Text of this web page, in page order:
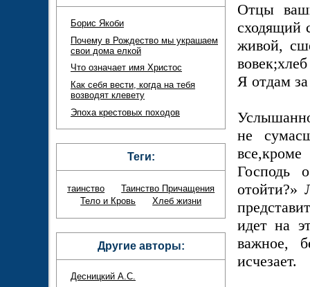
Отцы
сходящий
живой,
Я отдам
не
Господь
отойти?»
идет на
важное,
исчезает.
Борис Якоби
Почему в Рождество мы украшаем
свои дома елкой
Что означает имя Христос
Как себя вести, когда на тебя
возводят клевету
Эпоха крестовых походов
Теги:
таинство
Таинство Причащения
Тело и Кровь
Хлеб жизни
Другие авторы:
Десницкий А.С.